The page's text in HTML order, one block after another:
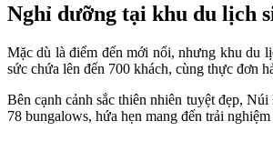
Nghỉ dưỡng tại khu du lịch
Mặc dù là điểm đến mới nổi, nhưng khu du
sức chứa lên đến 700 khách, cùng thực đơn
Bên cạnh cảnh sắc thiên nhiên tuyệt đẹp,
78 bungalows, hứa hẹn mang đến trải